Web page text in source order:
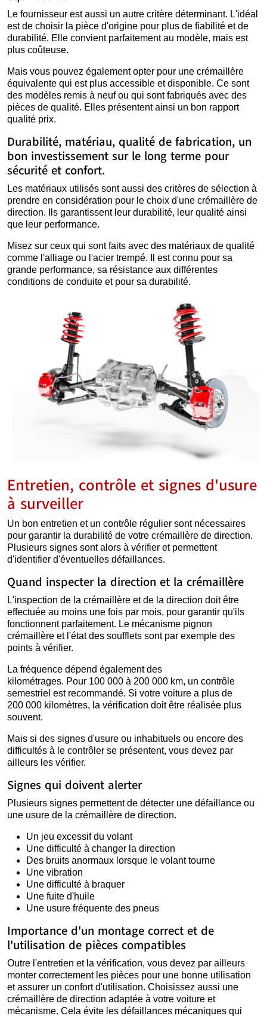
Le fournisseur est aussi un autre critère déterminant. L'idéal
est de choisir la pièce d'origine pour plus de fiabilité et de
durabilité. Elle convient parfaitement au modèle, mais est
plus coûteuse.
Mais vous pouvez également opter pour une crémaillère
équivalente qui est plus accessible et disponible. Ce sont
des modèles remis à neuf ou qui sont fabriqués avec des
pièces de qualité. Elles présentent ainsi un bon rapport
qualité prix.
Durabilité, matériau, qualité de fabrication, un
bon investissement sur le long terme pour
sécurité et confort.
Les matériaux utilisés sont aussi des critères de sélection à
prendre en considération pour le choix d'une crémaillère de
direction. Ils garantissent leur durabilité, leur qualité ainsi
que leur performance.
Misez sur ceux qui sont faits avec des matériaux de qualité
comme l'alliage ou l'acier trempé. Il est connu pour sa
grande performance, sa résistance aux différentes
conditions de conduite et pour sa durabilité.
Entretien, contrôle et signes d'usure
à surveiller
Un bon entretien et un contrôle régulier sont nécessaires
pour garantir la durabilité de votre crémaillère de direction.
Plusieurs signes sont alors à vérifier et permettent
d'identifier d'éventuelles défaillances.
Quand inspecter la direction et la crémaillère
L'inspection de la crémaillère et de la direction doit être
effectuée au moins une fois par mois, pour garantir qu'ils
fonctionnent parfaitement. Le mécanisme pignon
crémaillère et l'état des soufflets sont par exemple des
points à vérifier.
La fréquence dépend également des
kilométrages. Pour 100 000 à 200 000 km, un contrôle
semestriel est recommandé. Si votre voiture a plus de
200 000 kilomètres, la vérification doit être réalisée plus
souvent.
Mais si des signes d'usure ou inhabituels ou encore des
difficultés à le contrôler se présentent, vous devez par
ailleurs les vérifier.
Signes qui doivent alerter
Plusieurs signes permettent de détecter une défaillance ou
une usure de la crémaillère de direction.
Un jeu excessif du volant
Une difficulté à changer la direction
Des bruits anormaux lorsque le volant tourne
Une vibration
Une difficulté à braquer
Une fuite d'huile
Une usure fréquente des pneus
Importance d'un montage correct et de
l'utilisation de pièces compatibles
Outre l'entretien et la vérification, vous devez par ailleurs
monter correctement les pièces pour une bonne utilisation
et assurer un confort d'utilisation. Choisissez aussi une
crémaillère de direction adaptée à votre voiture et
mécanisme. Cela évite les défaillances mécaniques qui